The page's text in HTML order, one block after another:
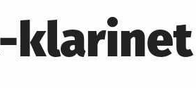
klarinet